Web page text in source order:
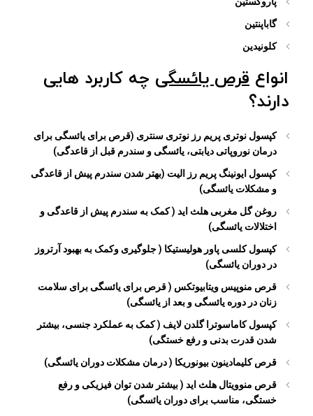
گاباپنتین
کلونیدین
انواع قرص یائسگی چه کاربرد هایی
دارند؟
کپسول نوتری پریم رز نوتری سنتری (قرص برای یائسگی برای
درمان نوروپاتی دیابتی، یائسگی و سندرم قبل از قاعدگی)
کپسول ایونینگ پریم رز الیت (بهتر شدن سندرم پیش از قاعدگی
و مشکلات یائسگی)
روغن گل مغربی هلث اید ( کمک به سندرم پیش از قاعدگی و
اختلالات یائسگی)
کپسول کلسی پاور هولیستیکا ( جلوگیری وکمک به بهبود آرتروز
در دوران یائسگی)
قرص منوپیس ویتابیوتکس ( قرص برای یائسگی برای سلامت
زنان در دوره یائسگی و بعد از یائسگی)
کپسول کاماسوترا گلدن لایف ( کمک به عملکرد جنسی، بیشتر
شدن قدرت بدنی و رفع خستگی)
قرص کلیمادینون بیونوریکا ( درمان مشکلات دوران یائسگی)
قرص منوویتال هلث اید ( بیشتر شدن توان فیزیکی و رفع
خستگی، مناسب برای دوران یائسگی)